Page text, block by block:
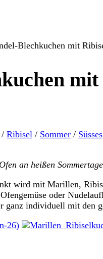
/ Ribisel / Sommer / Süsses
an heißen
wird mit Marillen,
oder
ganz individuell mit den